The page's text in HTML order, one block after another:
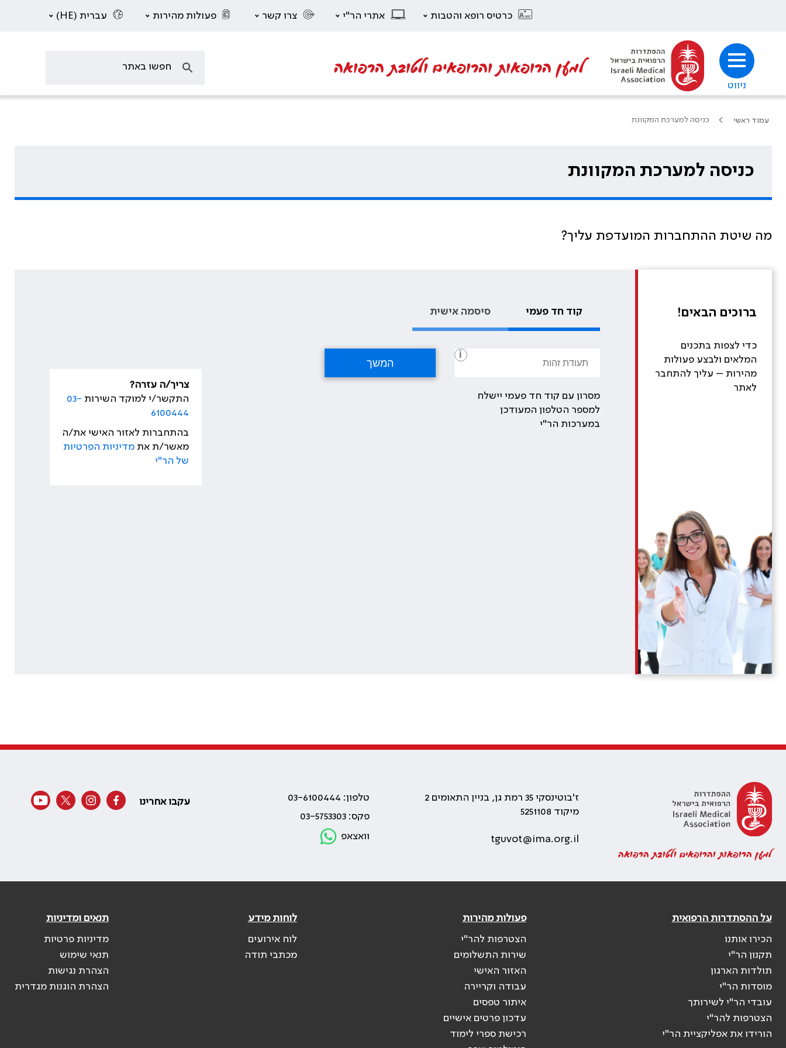
כרטיס רופא והטבות אתרי הר"י צרו קשר פעולות מהירות עברית (HE)
ניווט
למען הרופאות והרופאים ולטובת הרפואה
עמוד ראשי כניסה למערכת המקוונת
כניסה למערכת המקוונת
מה שיטת ההתחברות המועדפת עליך?
ברוכים הבאים!
כדי לצפות בתכנים
המלאים ולבצע פעולות
מהירות – עליך להתחבר
לאתר
קוד חד פעמי סיסמה אישית
i
מסרון עם קוד חד פעמי יישלח
למספר הטלפון המעודכן
במערכות הר"י
צריך/ה עזרה?
התקשר/י למוקד השירות 03-
6100444
בהתחברות לאזור האישי את/ה
מאשר/ת אתמדיניות הפרטיות
של הר"י
למען הרופאות והרופאים ולטובת הרפואה
ז'בוטינסקי 35 רמת גן, בניין התאומים 2
מיקוד 5251108
tguvot@ima.org.il
טלפון: 03-6100444
פקס: 03-5753303
וואצאפ
עקבו אחרינו
על ההסתדרות הרפואית
הכירו אותנו
תקנון הר"י
תולדות הארגון
מוסדות הר"י
עובדי הר"י לשירותך
הצטרפות להר"י
הורידו את אפליקציית הר"י
פעולות מהירות
הצטרפות להר"י
שירות התשלומים
האזור האישי
עבודה וקריירה
איתור טפסים
עדכון פרטים אישיים
רכישת ספרי לימוד
לוחות מידע
לוח אירועים
מכתבי תודה
תנאים ומדיניות
מדיניות פרטיות
תנאי שימוש
הצהרת נגישות
הצהרת הוגנות מגדרית